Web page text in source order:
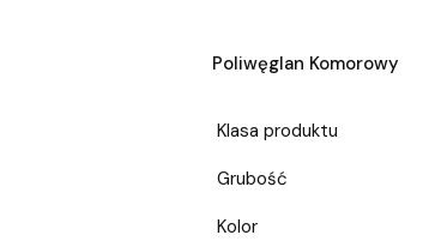
Poliwęglan Komorowy
Klasa produktu
Grubość
Kolor